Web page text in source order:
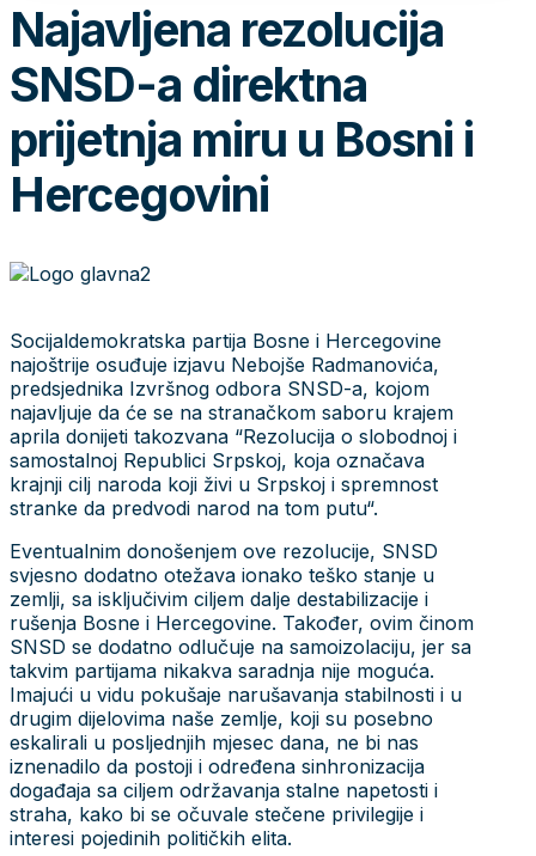
Najavljena rezolucija
SNSD-a direktna
prijetnja miru u Bosni i
Hercegovini
Socijaldemokratska partija Bosne i Hercegovine
najoštrije osuđuje izjavu Nebojše Radmanovića,
predsjednika Izvršnog odbora SNSD-a, kojom
najavljuje da će se na stranačkom saboru krajem
aprila donijeti takozvana “Rezolucija o slobodnoj i
samostalnoj Republici Srpskoj, koja označava
krajnji cilj naroda koji živi u Srpskoj i spremnost
stranke da predvodi narod na tom putu“.
Eventualnim donošenjem ove rezolucije, SNSD
svjesno dodatno otežava ionako teško stanje u
zemlji, sa isključivim ciljem dalje destabilizacije i
rušenja Bosne i Hercegovine. Također, ovim činom
SNSD se dodatno odlučuje na samoizolaciju, jer sa
takvim partijama nikakva saradnja nije moguća.
Imajući u vidu pokušaje narušavanja stabilnosti i u
drugim dijelovima naše zemlje, koji su posebno
eskalirali u posljednjih mjesec dana, ne bi nas
iznenadilo da postoji i određena sinhronizacija
događaja sa ciljem održavanja stalne napetosti i
straha, kako bi se očuvale stečene privilegije i
interesi pojedinih političkih elita.